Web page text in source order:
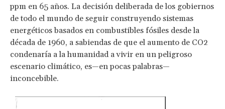
ppm en 65 años. La decisión deliberada de los gobiernos
de todo el mundo de seguir construyendo sistemas
energéticos basados en combustibles fósiles desde la
década de 1960, a sabiendas de que el aumento de CO2
condenaría a la humanidad a vivir en un peligroso
escenario climático, es—en pocas palabras—
inconcebible.